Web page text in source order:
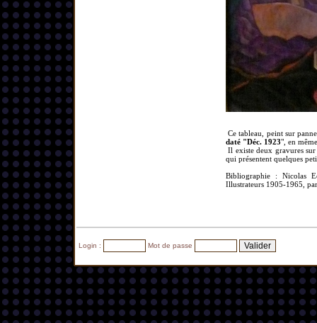
Ce tableau, peint sur
daté "Déc. 1923", en
Il existe deux gravures
qui présentent quelques
Bibliographie : Nicolas
Illustrateurs 1905-1965,
Login : Mot de passe